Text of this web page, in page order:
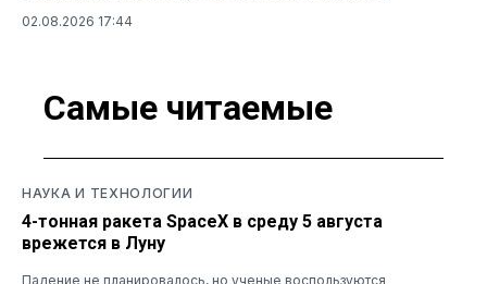
02.08.2026 17:44
Самые читаемые
НАУКА И ТЕХНОЛОГИИ
4-тонная ракета SpaceX в среду 5 августа
врежется в Луну
Падение не планировалось, но ученые воспользуются